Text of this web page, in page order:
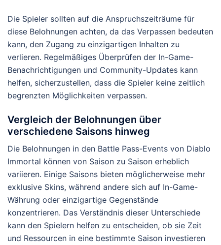
Die Spieler sollten auf die Anspruchszeiträume für
diese Belohnungen achten, da das Verpassen bedeuten
kann, den Zugang zu einzigartigen Inhalten zu
verlieren. Regelmäßiges Überprüfen der In-Game-
Benachrichtigungen und Community-Updates kann
helfen, sicherzustellen, dass die Spieler keine zeitlich
begrenzten Möglichkeiten verpassen.
Vergleich der Belohnungen über
verschiedene Saisons hinweg
Die Belohnungen in den Battle Pass-Events von Diablo
Immortal können von Saison zu Saison erheblich
variieren. Einige Saisons bieten möglicherweise mehr
exklusive Skins, während andere sich auf In-Game-
Währung oder einzigartige Gegenstände
konzentrieren. Das Verständnis dieser Unterschiede
kann den Spielern helfen zu entscheiden, ob sie Zeit
und Ressourcen in eine bestimmte Saison investieren